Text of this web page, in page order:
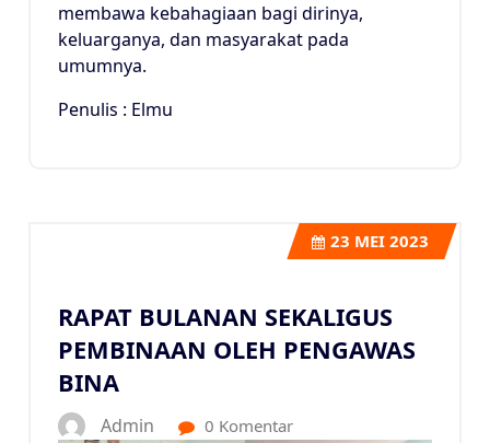
membawa kebahagiaan bagi dirinya,
keluarganya, dan masyarakat pada
umumnya.
Penulis : Elmu
RAPAT BULANAN SEKALIGUS
PEMBINAAN OLEH PENGAWAS
BINA
23 MEI 2023
Admin 0 Komentar